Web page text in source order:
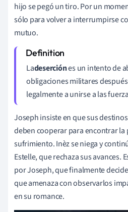
hijo se pegó un tiro. Por un
sólo para volver a interrumpirse
mutuo.
Ladeserciónes un intento de
obligaciones militares
legalmente a unirse a las
Joseph insiste en que sus
deben cooperar para encontrar la
sufrimiento. Inèz se niega y
Estelle, que rechaza sus avances.
por Joseph, que finalmente
que amenaza con observarlos
en su romance.